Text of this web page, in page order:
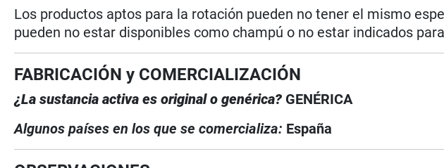
Los productos aptos para la rotación pueden no tener el mismo
pueden no estar disponibles como champú o no estar indicados
FABRICACIÓN y COMERCIALIZACIÓN
¿La sustancia activa es original o genérica? GENÉRICA
Algunos países en los que se comercializa: España